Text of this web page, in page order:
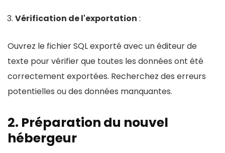
Vérification de l'exportation :
Ouvrez le fichier SQL exporté avec un éditeur de
texte pour vérifier que toutes les données ont été
correctement exportées. Recherchez des erreurs
potentielles ou des données manquantes.
2. Préparation du nouvel
hébergeur